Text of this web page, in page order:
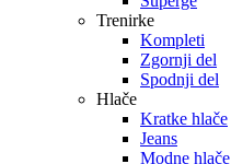
Trenirke
Kompleti
Zgornji del
Spodnji del
Hlače
Kratke hlače
Jeans
Modne hlače